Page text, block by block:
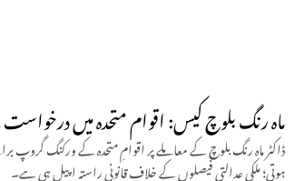
ماہ رنگ بلوچ کیس: اقوام متحدہ میں درخواست
ڈاکٹر ماہ رنگ بلوچ کے معاملے پر اقوامِ متحدہ کے ورکنگ
ہوتی؛ ملکی عدالتی فیصلوں کے خلاف قانونی راستہ اپیل ہی ہے۔